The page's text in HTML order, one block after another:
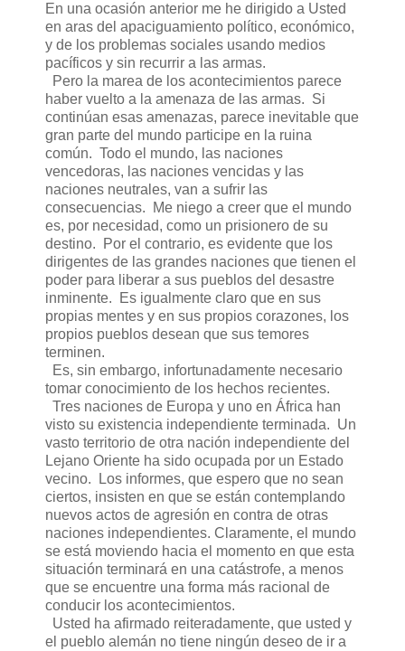
En una ocasión anterior me he dirigido a Usted
en aras del apaciguamiento político, económico,
y de los problemas sociales usando medios
pacíficos y sin recurrir a las armas.
Pero la marea de los acontecimientos parece
haber vuelto a la amenaza de las armas. Si
continúan esas amenazas, parece inevitable que
gran parte del mundo participe en la ruina
común. Todo el mundo, las naciones
vencedoras, las naciones vencidas y las
naciones neutrales, van a sufrir las
consecuencias. Me niego a creer que el mundo
es, por necesidad, como un prisionero de su
destino. Por el contrario, es evidente que los
dirigentes de las grandes naciones que tienen el
poder para liberar a sus pueblos del desastre
inminente. Es igualmente claro que en sus
propias mentes y en sus propios corazones, los
propios pueblos desean que sus temores
terminen.
Es, sin embargo, infortunadamente necesario
tomar conocimiento de los hechos recientes.
Tres naciones de Europa y uno en África han
visto su existencia independiente terminada. Un
vasto territorio de otra nación independiente del
Lejano Oriente ha sido ocupada por un Estado
vecino. Los informes, que espero que no sean
ciertos, insisten en que se están contemplando
nuevos actos de agresión en contra de otras
naciones independientes. Claramente, el mundo
se está moviendo hacia el momento en que esta
situación terminará en una catástrofe, a menos
que se encuentre una forma más racional de
conducir los acontecimientos.
Usted ha afirmado reiteradamente, que usted y
el pueblo alemán no tiene ningún deseo de ir a